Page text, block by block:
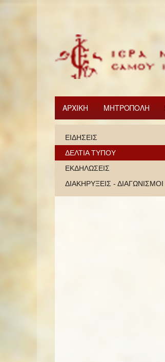
ΑΡΧΙΚΗ ΜΗΤΡΟΠΟΛΗ
ΕΙΔΗΣΕΙΣ
ΔΕΛΤΙΑ ΤΥΠΟΥ
ΕΚΔΗΛΩΣΕΙΣ
ΔΙΑΚΗΡΥΞΕΙΣ - ΔΙΑΓΩΝΙΣΜΟΙ